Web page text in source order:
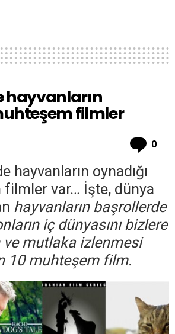
hayvanların
filmler
0
hayvanların oynadığı
filmler var… İşte, dünya
hayvanların başrollerde
iç dünyasını bizlere
ve mutlaka izlenmesi
10 muhteşem film.